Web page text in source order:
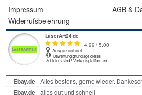
Impressum
AGB &
Widerrufsbelehrung